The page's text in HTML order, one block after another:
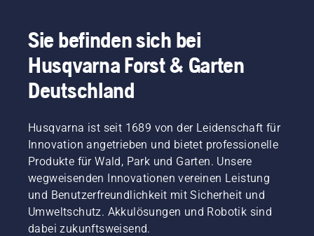
Sie befinden sich bei
Husqvarna Forst & Garten
Deutschland
Husqvarna ist seit 1689 von der Leidenschaft für
Innovation angetrieben und bietet professionelle
Produkte für Wald, Park und Garten. Unsere
wegweisenden Innovationen vereinen Leistung
und Benutzerfreundlichkeit mit Sicherheit und
Umweltschutz. Akkulösungen und Robotik sind
dabei zukunftsweisend.